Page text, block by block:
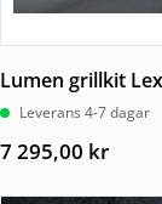
Lumen grillkit
Leverans 4-7 dagar
7 295,00 kr